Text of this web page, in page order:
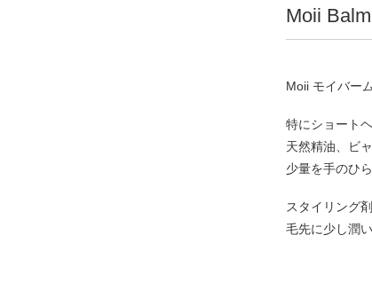
Moii
Moii モイバ
特にショート
天然精油、ビ
少量を手のひ
スタイリング
毛先に少し潤